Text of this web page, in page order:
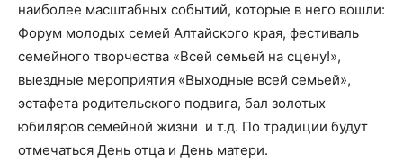
наиболее масштабных событий, которые в него вошли:
Форум молодых семей Алтайского края, фестиваль
семейного творчества «Всей семьей на сцену!»,
выездные мероприятия «Выходные всей семьей»,
эстафета родительского подвига, бал золотых
юбиляров семейной жизни и т.д. По традиции будут
отмечаться День отца и День матери.